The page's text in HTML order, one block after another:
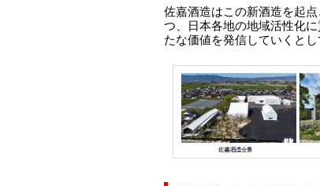
佐嘉酒造はこの新酒造を起
つ、日本各地の地域活性化
たな価値を発信していくとし